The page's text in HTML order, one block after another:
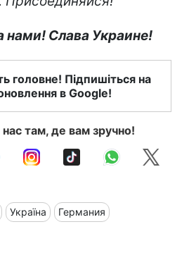
нами! Слава Украине!
головне! Підпишіться на
в Google!
там, де вам зручно!
Україна Германия